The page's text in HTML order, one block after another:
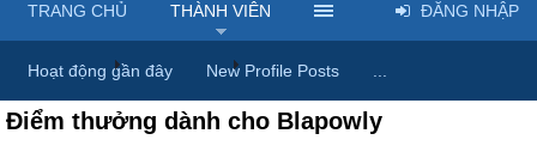
Trang chủ Thành viên Blapowly
Điểm thưởng dành cho Blapowly
TRANG CHỦ THÀNH VIÊN
Hoạt động gần đây New Profile Posts
ĐĂNG NHẬP